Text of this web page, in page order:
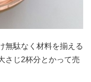
無駄なく材料を揃える
さじ2杯分とかって売